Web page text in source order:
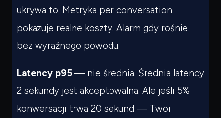
ukrywa to. Metryka per conversation
pokazuje realne koszty. Alarm gdy rośnie
bez wyraźnego powodu.
Latency p95 — nie średnia. Średnia latency
2 sekundy jest akceptowalna. Ale jeśli 5%
konwersacji trwa 20 sekund — Twoi